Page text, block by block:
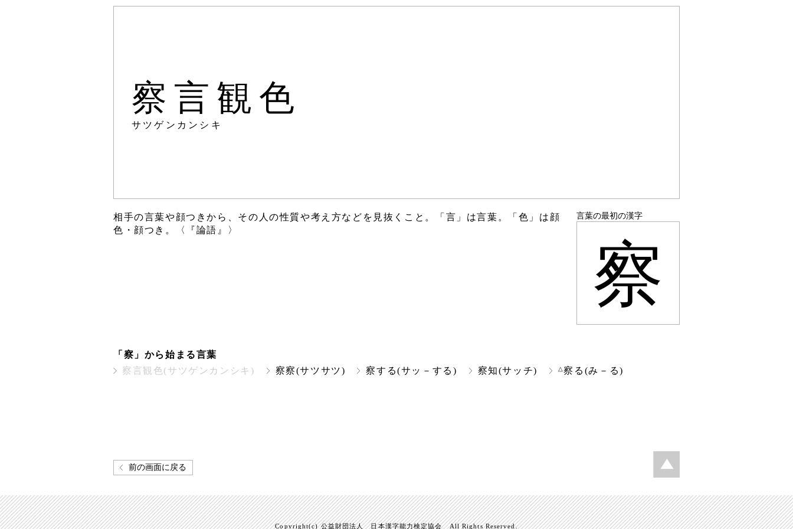
察言観色
サツゲンカンシキ
相手の言葉や顔つきから、その人の性質や考え方などを見抜くこと。「言」は言葉。「色」は顔
色・顔つき。〈『論語』〉
言葉の最初の漢字
察
「察」から始まる言葉
察言観色(サツゲンカンシキ)
察察(サツサツ) 察する(サッ－する) 察知(サッチ) △ 察る(み－る)
前の画面に戻る
Copyright(c) 公益財団法人 日本漢字能力検定協会 All Rights Reserved.